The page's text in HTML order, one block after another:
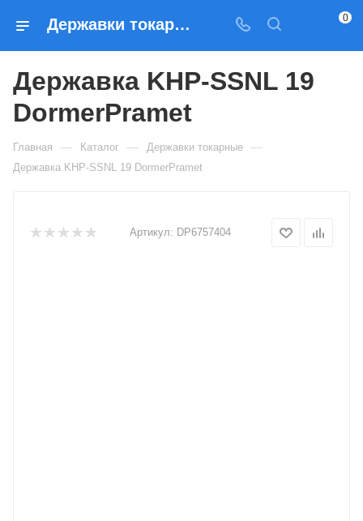
Державки токарные Державка KHP-SSNL 19 DormerPramet — купить по выгодным ценам в Москве 0
Державка KHP-SSNL 19
DormerPramet
Главная — Каталог — Державки токарные —
Державка KHP-SSNL 19 DormerPramet
Артикул: DP6757404